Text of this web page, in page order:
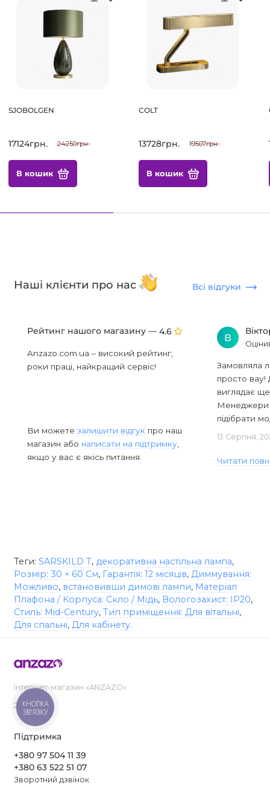
SJOBOLGEN
17124грн. 24250грн.
В кошик
COLT
13728грн. 19507грн.
В кошик
Наші клієнти про нас Всі відгуки
Рейтинг нашого магазину — 4.6
Anzazo.com.ua – високий рейтинг,
роки праці, найкращий сервіс!
Ви можете залишити відгук про наш
магазин або написати на підтримку,
якщо у вас є якісь питання.
В
Замовляла
просто вау!
виглядає
Менеджери
підібрати
13 Серпня,
Читати
Теги: SARSKILD T, декоративна настільна лампа,
Розмір: 30 × 60 См, Гарантія: 12 місяців, Диммування:
Можливо, встановивши димові лампи, Матеріал
Плафона / Корпуса: Скло / Мідь, Вологозахист: IP20,
Стиль: Mid-Century, Тип приміщення: Для вітальні,
Для спальні, Для кабінету.
Інтернет-магазин «ANZAZO»
2019-2026
Підтримка
+380 97 504 11 39
+380 63 522 51 07
Зворотний дзвінок
КНОПКА
ЗВ'ЯЗКУ